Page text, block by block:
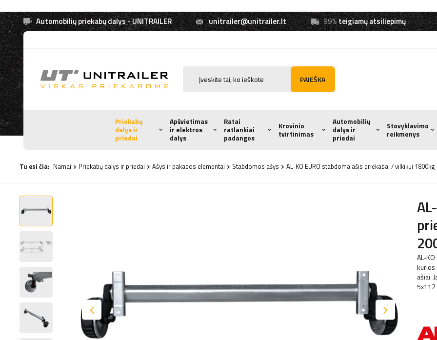
Automobilių priekabų dalys - UNITRAILER unitrailer@unitrailer.lt 99%teigiamų atsiliepimų
PAIEŠKA
Priekabų
dalys ir
priedai
Apšvietimas
ir elektros
dalys
Ratai
ratlankiai
padangos
Krovinio
tvirtinimas
Automobilių
dalys ir
priedai
Stovyklavimo
reikmenys
Tu esi čia: Namai Priekabų dalys ir priedai Ašys ir pakabos elementai Stabdomos ašys AL-KO EURO stabdoma ašis priekabai / vilkikui
AL-
kurios
ašiai.
5x112